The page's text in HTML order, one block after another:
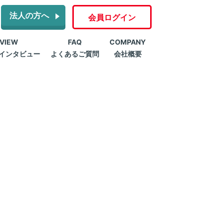
法人の方へ 会員ログイン
ンタビュー
FAQ
よくあるご質問
COMPANY
会社概要